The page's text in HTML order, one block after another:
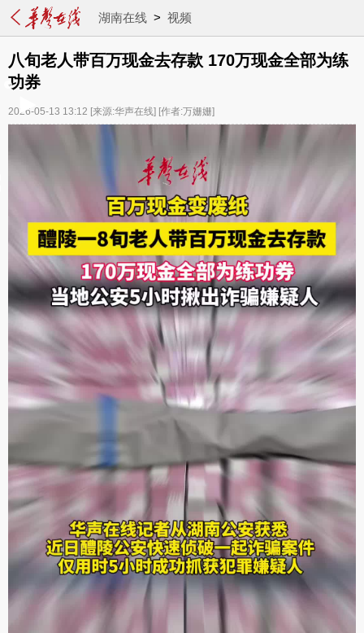
湖南在线> 视频
八旬老人带百万现金去存款 170万现金全部为练
功券
2026-05-13 13:12 [来源:华声在线] [作者:万姗姗]